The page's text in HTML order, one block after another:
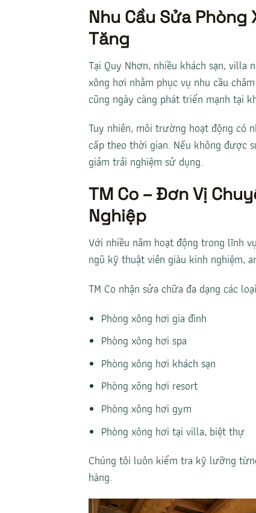
Nhu Cầu Sửa Phòng
Tăng
Tại Quy Nhơn, nhiều khách sạn, villa
xông hơi nhằm phục vụ nhu cầu
cũng ngày càng phát triển mạnh tại
Tuy nhiên, môi trường hoạt động có
cấp theo thời gian. Nếu không được
giảm trải nghiệm sử dụng.
TM Co – Đơn Vị
Nghiệp
Với nhiều năm hoạt động trong lĩnh
ngũ kỹ thuật viên giàu kinh nghiệm,
TM Co nhận sửa chữa đa dạng các
Phòng xông hơi gia đình
Phòng xông hơi spa
Phòng xông hơi khách sạn
Phòng xông hơi resort
Phòng xông hơi gym
Phòng xông hơi tại villa, biệt thự
Chúng tôi luôn kiểm tra kỹ lưỡng
hàng.